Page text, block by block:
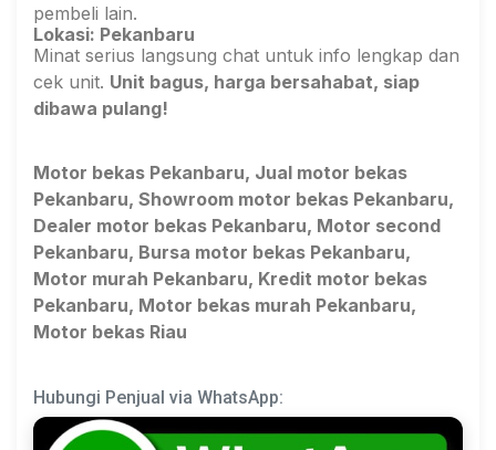
pembeli lain.
Lokasi: Pekanbaru
Minat serius langsung chat untuk info lengkap dan
cek unit. Unit bagus, harga bersahabat, siap
dibawa pulang!
Motor bekas Pekanbaru, Jual motor bekas
Pekanbaru, Showroom motor bekas Pekanbaru,
Dealer motor bekas Pekanbaru, Motor second
Pekanbaru, Bursa motor bekas Pekanbaru,
Motor murah Pekanbaru, Kredit motor bekas
Pekanbaru, Motor bekas murah Pekanbaru,
Motor bekas Riau
Hubungi Penjual via WhatsApp: